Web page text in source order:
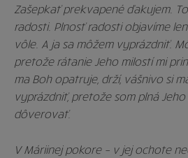
Zašepkať prekvapené ďakujem.
radosti. Plnosť radosti objavíme
vôle. A ja sa môžem vyprázdniť.
pretože rátanie Jeho milostí mi
ma Boh opatruje, drží, vášnivo si
vyprázdniť, pretože som plná
dôverovať.
V Máriinej pokore – v jej ochote